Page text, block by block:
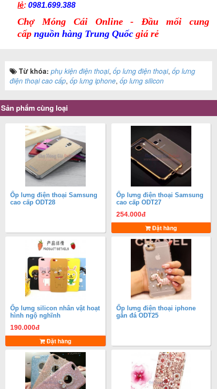
lẻ:0981.699.388
Chợ Móng Cái Online - Đầu mối cung
cấp nguồn hàng Trung Quốc giá rẻ
Từ khóa: phụ kiện điện thoại, ốp lưng điện thoại, ốp lưng
điện thoại cao cấp, ốp lưng iphone, ốp lưng silicon
Sản phẩm cùng loại
Ốp lưng điện thoại Samsung
cao cấp ODT28
Ốp lưng điện thoại Samsung
cao cấp ODT27
254.000đ
Đặt hàng
Ốp lưng silicon nhân vật hoạt
hình ngộ nghĩnh
190.000đ
Đặt hàng
Ốp lưng điện thoại iphone
gắn đá ODT25